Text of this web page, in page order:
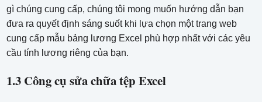
gì chúng cung cấp, chúng tôi mong muốn hướng dẫn bạn
đưa ra quyết định sáng suốt khi lựa chọn một trang web
cung cấp mẫu bảng lương Excel phù hợp nhất với các yêu
cầu tính lương riêng của bạn.
1.3 Công cụ sửa chữa tệp Excel